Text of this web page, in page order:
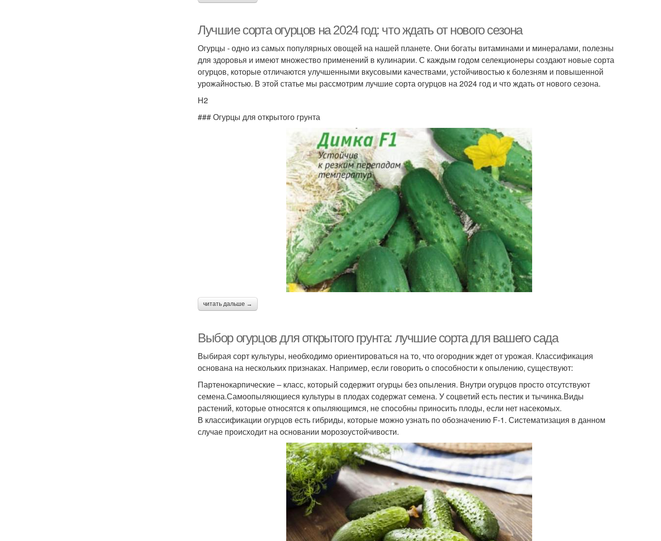
Лучшие сорта огурцов на 2024 год: что ждать от нового сезона
Огурцы - одно из самых популярных овощей на нашей планете. Они богаты витаминами и минералами, полезны
для здоровья и имеют множество применений в кулинарии. С каждым годом селекционеры создают новые сорта
огурцов, которые отличаются улучшенными вкусовыми качествами, устойчивостью к болезням и повышенной
урожайностью. В этой статье мы рассмотрим лучшие сорта огурцов на 2024 год и что ждать от нового сезона.
H2
### Огурцы для открытого грунта
читать дальше →
Выбор огурцов для открытого грунта: лучшие сорта для вашего сада
Выбирая сорт культуры, необходимо ориентироваться на то, что огородник ждет от урожая. Классификация
основана на нескольких признаках. Например, если говорить о способности к опылению, существуют:
Партенокарпические – класс, который содержит огурцы без опыления. Внутри огурцов просто отсутствуют
семена.Самоопыляющиеся культуры в плодах содержат семена. У соцветий есть пестик и тычинка.Виды
растений, которые относятся к опыляющимся, не способны приносить плоды, если нет насекомых.
В классификации огурцов есть гибриды, которые можно узнать по обозначению F-1. Систематизация в данном
случае происходит на основании морозоустойчивости.